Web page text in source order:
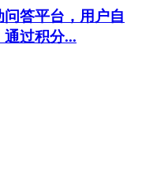
答平台，用户自
过积分...